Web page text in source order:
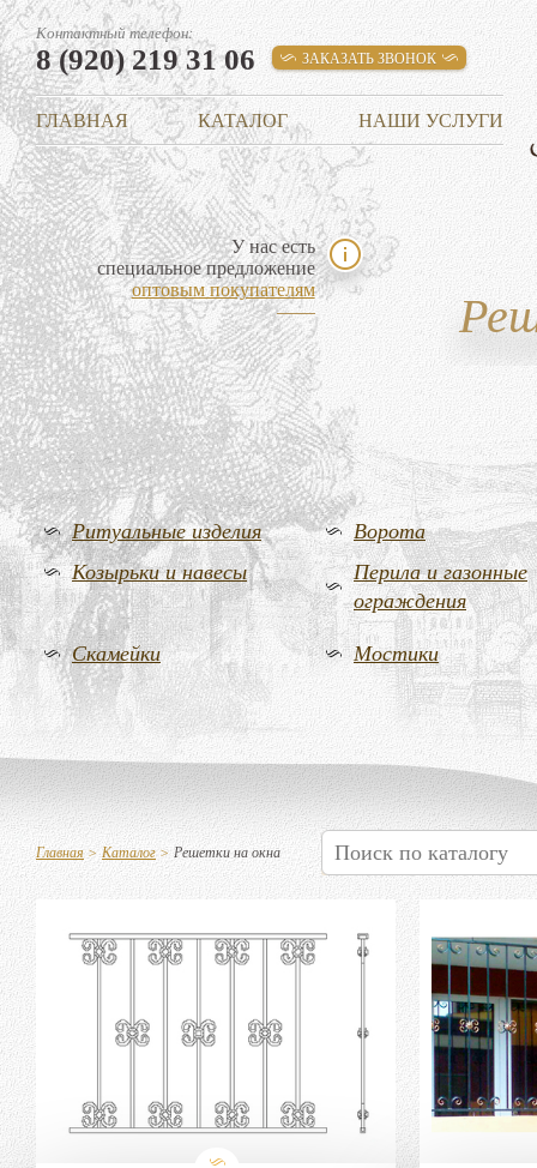
Контактный телефон:
8 (920) 219 31 06 ЗАКАЗАТЬ ЗВОНОК
ГЛАВНАЯ КАТАЛОГ НАШИ УСЛУГИ
У нас есть
специальное предложение
оптовым покупателям
Ритуальные изделия
Ворота
Козырьки и навесы
Перила и газонные
ограждения
Скамейки Мостики
Главная > Каталог> Решетки на окна